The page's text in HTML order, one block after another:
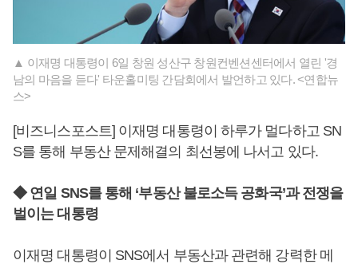
▲ 이재명 대통령이 6일 창원 성산구 창원컨벤션센터에서 열린 '경
남의 마음을 듣다' 타운홀미팅 간담회에서 발언하고 있다. <연합뉴
스>
[비즈니스포스트] 이재명 대통령이 하루가 멀다하고 SN
S를 통해 부동산 문제해결의 최선봉에 나서고 있다.
◆ 연일 SNS를 통해 ‘부동산 불로소득 공화국’과 전쟁을
벌이는 대통령
이재명 대통령이 SNS에서 부동산과 관련해 강력한 메